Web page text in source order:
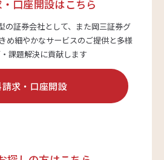
口座開設はこちら
の証券会社として、また岡三証券グ
きめ細やかなサービスのご提供と多様
課題解決に貢献します
求・口座開設